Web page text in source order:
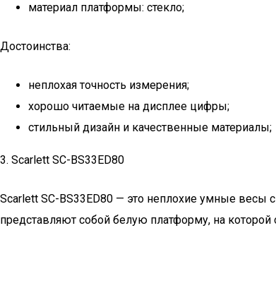
материал платформы: стекло;
Достоинства:
неплохая точность измерения;
хорошо читаемые на дисплее цифры;
стильный дизайн и качественные материалы;
3. Scarlett SC-BS33ED80
Scarlett SC-BS33ED80 — это неплохие умные весы
представляют собой белую платформу, на